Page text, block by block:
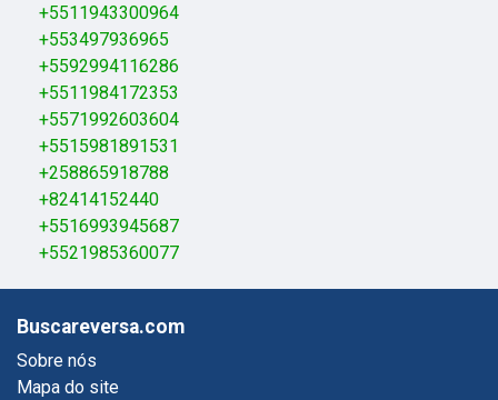
+5511943300964
+553497936965
+5592994116286
+5511984172353
+5571992603604
+5515981891531
+258865918788
+82414152440
+5516993945687
+5521985360077
Buscareversa.com
Sobre nós
Mapa do site